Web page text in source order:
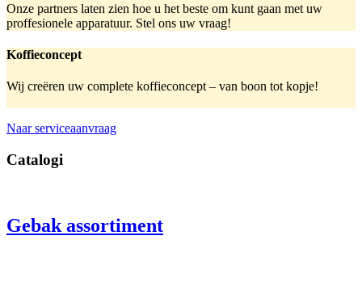
Onze partners laten zien hoe u het beste om kunt gaan met uw
proffesionele apparatuur. Stel ons uw vraag!
Koffieconcept
Wij creëren uw complete koffieconcept – van boon tot kopje!
Naar serviceaanvraag
Catalogi
Gebak assortiment